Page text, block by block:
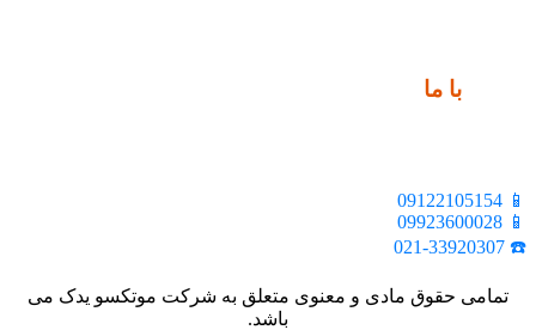
با ما
📱 09122105154
📱 09923600028
☎️ 021-33920307
تمامی حقوق مادی و معنوی متعلق به شرکت موتکسو یدک می
باشد.